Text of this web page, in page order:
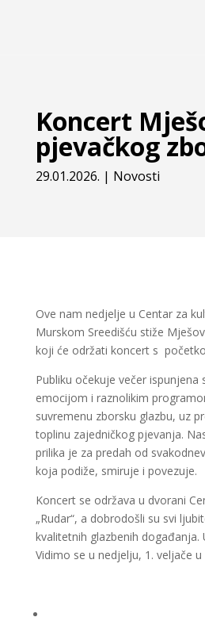
Koncert
pjevačkog
29.01.2026. | Novosti
Ove nam nedjelje u Centar za
Murskom Sreedišću stiže
koji će održati koncert s
Publiku očekuje večer ispunjena
emocijom i raznolikim
suvremenu zborsku glazbu, uz
toplinu zajedničkog pjevanja.
prilika je za predah od
koja podiže, smiruje i povezuje.
Koncert se održava u dvorani
„Rudar“, a dobrodošli su svi
kvalitetnih glazbenih događanja.
Vidimo se u nedjelju, 1. veljače u